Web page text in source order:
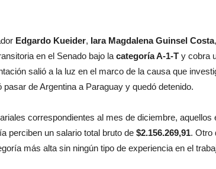
Edgardo Kueider, Iara Magdalena Guinsel Costa
en el Senado bajo la categoría A-1-T y cobra
salió a la luz en el marco de la causa que
pasar de Argentina a Paraguay y quedó detenido.
correspondientes al mes de diciembre, aquellos
perciben un salario total bruto de $2.156.269,91. Otro
más alta sin ningún tipo de experiencia en el